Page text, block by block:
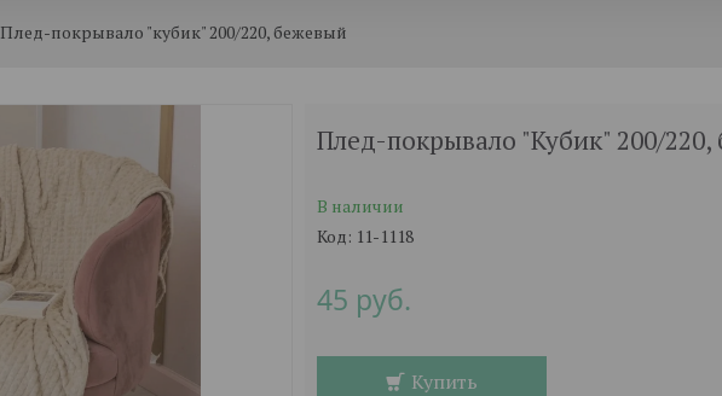
Плед-покрывало "кубик" 200/220, бежевый
Плед-покрывало "Кубик" 200/
В наличии
Код: 11-1118
45 руб.
Купить